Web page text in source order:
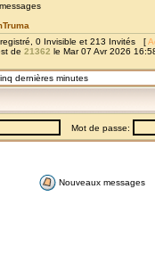
messages
0 Invisible et 213 Invités [
de 21362 le Mar 07 Avr 2026
dernières minutes
Mot de passe:
Nouveaux messages